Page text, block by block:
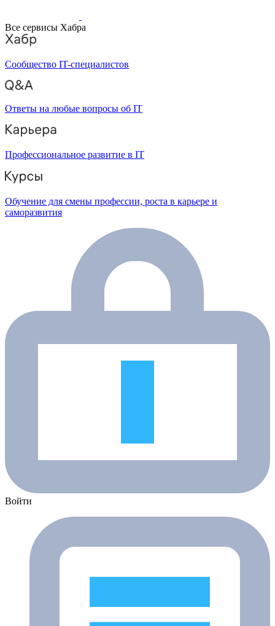
Все сервисы Хабра
Сообщество IT-специалистов
Ответы на любые вопросы об IT
Профессиональное развитие в IT
Обучение для смены профессии, роста в карьере и
саморазвития
Войти